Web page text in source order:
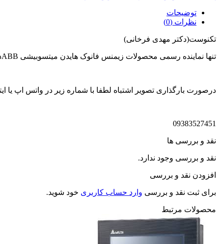
توضیحات
نظرات (0)
تکنوست(دکتر مهدی فرخانی)
تنها نماینده رسمی محصولات زیمنس فانوک هایدن میتسوبیشی ABBدر ایران
درصورت بارگذاری تصویر اشتباه لطفا با شماره زیر در واتس اپ یا
09383527451
نقد و بررسی ها
نقد و بررسی وجود ندارد.
افزودن نقد و بررسی
برای ثبت نقد و بررسی وارد حساب کاربری خود شوید.
محصولات مرتبط